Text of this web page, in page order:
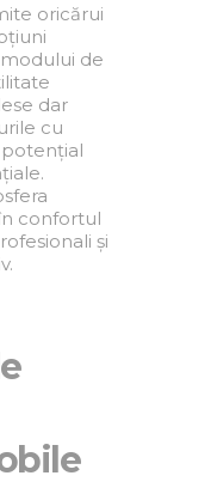
oricărui
de
dar
cu
confortul
și